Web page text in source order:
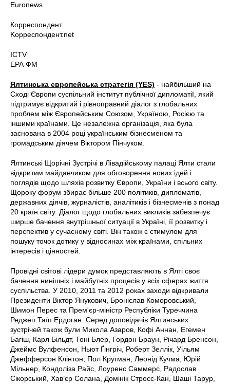
Euronews
Корреспондент
Kорреспондент.net
ICTV
ЕРА ФМ
Ялтинська європейська стратегія (YES) - найбільший на
Сході Європи суспільний інститут публічної дипломатії, який
підтримує відкритий і рівноправний діалог з глобальних
проблем між Європейським Союзом, Україною, Росією та
іншими країнами. Це незалежна організація, яка була
заснована в 2004 році українським бізнесменом та
громадським діячем Віктором Пінчуком.
Ялтинські Щорічні Зустрічі в Лівадійському палаці Ялти стали
відкритим майданчиком для обговорення нових ідей і
поглядів щодо шляхів розвитку Європи, України і всього світу.
Щороку форум збирає більше 200 політиків, дипломатів,
державних діячів, журналістів, аналітиків і бізнесменів з понад
20 країн світу. Діалог щодо глобальних викликів забезпечує
ширше бачення внутрішньої ситуації в Україні, її розвитку і
перспектив у сучасному світі. Він також є стимулом для
пошуку точок дотику у відносинах між країнами, спільних
інтересів і цінностей.
Провідні світові лідери думок представляють в Ялті своє
бачення нинішніх і майбутніх процесів у всіх сферах життя
суспільства. У 2010, 2011 та 2012 роках заходи відкривали
Президенти Віктор Янукович, Броніслав Коморовський,
Шимон Перес та Прем'єр-міністр Республіки Туреччина
Реджеп Таїп Ердоган. Серед доповідачів Ялтинських
зустрічей також були Микола Азаров, Кофі Аннан, Егемен
Багіш, Карл Більдт, Тоні Блер, Гордон Браун, Річард Бренсон,
Джеймс Вулфенсон, Ньют Ґінгріч, Роберт Зеллік, Уільям
Джефферсон Клінтон, Пол Кругман, Леонід Кучма, Юрій
Мільнер, Кондоліза Райс, Лоуренс Саммерс, Радослав
Сікорський, Хав’єр Солана, Домінік Стросс-Кан, Шаші Тарур,